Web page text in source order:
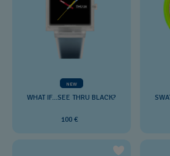
NEW
WHAT IF...SEE THRU BLACK?
100 €